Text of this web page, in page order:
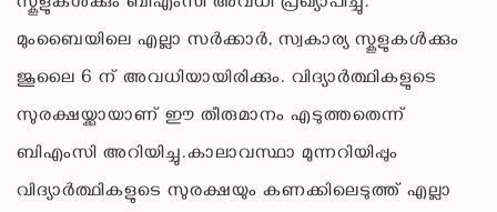
മുംബൈയിലെ എല്ലാ സർക്കാർ, സ്വകാര്യ സ്കൂളുകൾക്കും
ജൂലൈ 6 ന് അവധിയായിരിക്കും. വിദ്യാർത്ഥികളുടെ
സുരക്ഷയ്ക്കായാണ് ഈ തീരുമാനം എടുത്തതെന്ന്
ബിഎംസി അറിയിച്ചു.കാലാവസ്ഥാ മുന്നറിയിപ്പും
വിദ്യാർത്ഥികളുടെ സുരക്ഷയും കണക്കിലെടുത്ത് എല്ലാ